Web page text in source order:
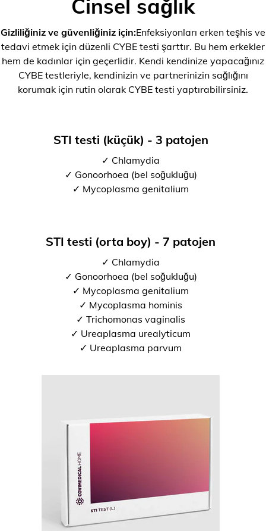
Cinsel sağlık
Gizliliğiniz ve güvenliğiniz için:Enfeksiyonları erken teşhis ve
tedavi etmek için düzenli CYBE testi şarttır. Bu hem erkekler
hem de kadınlar için geçerlidir. Kendi kendinize yapacağınız
CYBE testleriyle, kendinizin ve partnerinizin sağlığını
korumak için rutin olarak CYBE testi yaptırabilirsiniz.
STI testi (küçük) - 3 patojen
✓ Chlamydia
✓ Gonoorhoea (bel soğukluğu)
✓ Mycoplasma genitalium
STI testi (orta boy) - 7 patojen
✓ Chlamydia
✓ Gonoorhoea (bel soğukluğu)
✓ Mycoplasma genitalium
✓ Mycoplasma hominis
✓ Trichomonas vaginalis
✓ Ureaplasma urealyticum
✓ Ureaplasma parvum